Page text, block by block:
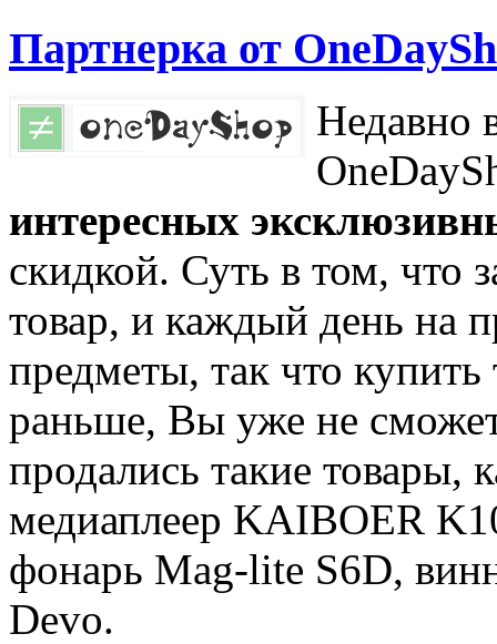
Партнерка от
Недавно
интересных
скидкой. Суть в том, что
товар, и каждый день на
предметы, так что
раньше, Вы уже не
продались такие товары,
медиаплеер KAIBOER
фонарь Mag-lite S6D,
Devo.